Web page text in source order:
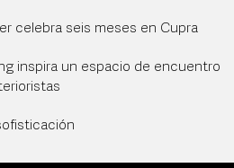
celebra seis meses en Cupra
inspira un espacio de encuentro